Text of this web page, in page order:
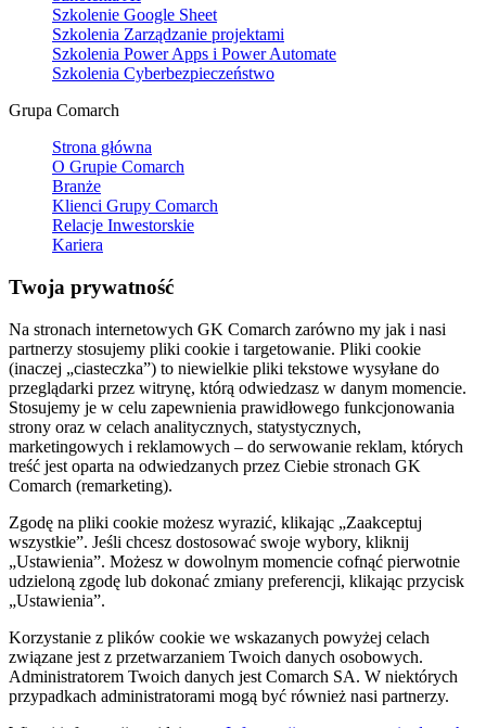
Szkolenie Google Sheet
Szkolenia Zarządzanie projektami
Szkolenia Power Apps i Power Automate
Szkolenia Cyberbezpieczeństwo
Grupa Comarch
Strona główna
O Grupie Comarch
Branże
Klienci Grupy Comarch
Relacje Inwestorskie
Kariera
Twoja prywatność
Na stronach internetowych GK Comarch zarówno my jak i nasi
partnerzy stosujemy pliki cookie i targetowanie. Pliki cookie
(inaczej „ciasteczka”) to niewielkie pliki tekstowe wysyłane do
przeglądarki przez witrynę, którą odwiedzasz w danym momencie.
Stosujemy je w celu zapewnienia prawidłowego funkcjonowania
strony oraz w celach analitycznych, statystycznych,
marketingowych i reklamowych – do serwowanie reklam, których
treść jest oparta na odwiedzanych przez Ciebie stronach GK
Comarch (remarketing).
Zgodę na pliki cookie możesz wyrazić, klikając „Zaakceptuj
wszystkie”. Jeśli chcesz dostosować swoje wybory, kliknij
„Ustawienia”. Możesz w dowolnym momencie cofnąć pierwotnie
udzieloną zgodę lub dokonać zmiany preferencji, klikając przycisk
„Ustawienia”.
Korzystanie z plików cookie we wskazanych powyżej celach
związane jest z przetwarzaniem Twoich danych osobowych.
Administratorem Twoich danych jest Comarch SA. W niektórych
przypadkach administratorami mogą być również nasi partnerzy.